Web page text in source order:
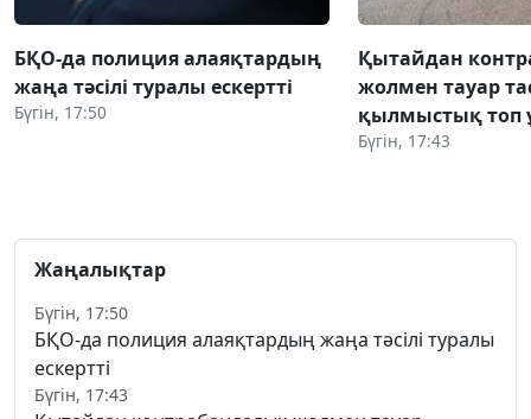
БҚО-да полиция алаяқтардың
жаңа тәсілі туралы ескертті
Бүгін, 17:50
Қытайдан
жолмен тауар
қылмыстық топ
Бүгін, 17:43
Жаңалықтар
Бүгін, 17:50
БҚО-да полиция алаяқтардың жаңа тәсілі туралы
ескертті
Бүгін, 17:43